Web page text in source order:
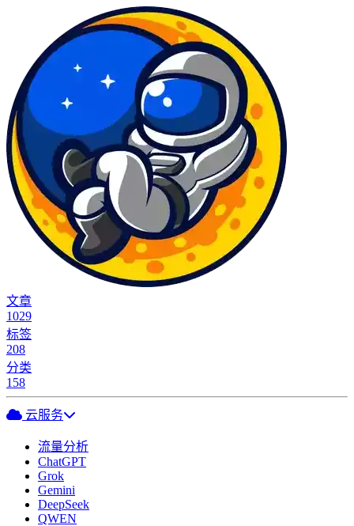
文章
1029
标签
208
分类
158
云服务
流量分析
ChatGPT
Grok
Gemini
DeepSeek
QWEN